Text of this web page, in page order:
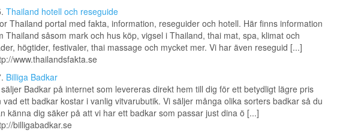
Thailand hotell och reseguide
Thailand portal med fakta, information, reseguider och hotell. Här finns information
Thailand såsom mark och hus köp, vigsel i Thailand, thai mat, spa, klimat och
högtider, festivaler, thai massage och mycket mer. Vi har även reseguid [...]
www.thailandsfakta.se
Billiga Badkar
Badkar på internet som levereras direkt hem till dig för ett betydligt lägre pris
vad ett badkar kostar i vanlig vitvarubutik. Vi säljer många olika sorters badkar så du
känna dig säker på att vi har ett badkar som passar just dina ö [...]
billigabadkar.se